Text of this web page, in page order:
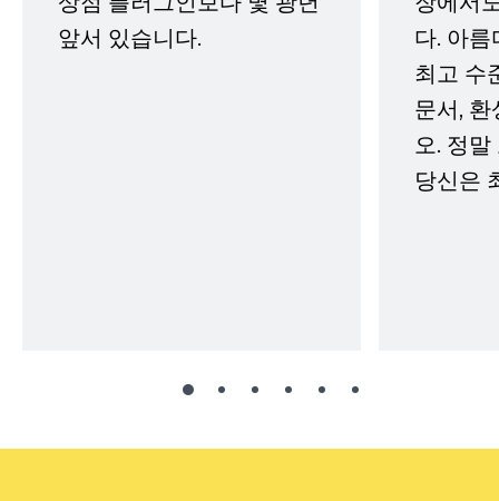
앞서 있습니다.
다. 아름
최고 수
문서,
오. 정
당신은